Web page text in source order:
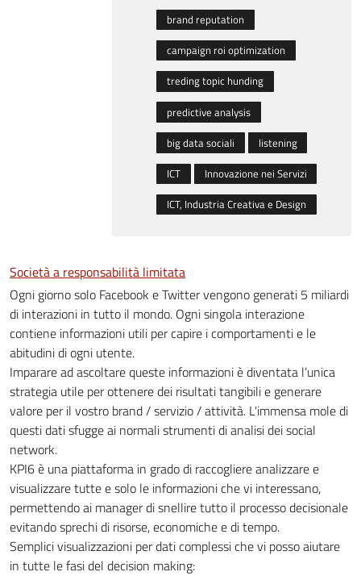
brand reputation
campaign roi optimization
treding topic hunding
predictive analysis
big data sociali
listening
ICT
Innovazione nei Servizi
ICT, Industria Creativa e Design
Società a responsabilità limitata
Ogni giorno solo Facebook e Twitter vengono generati 5 miliardi
di interazioni in tutto il mondo. Ogni singola interazione
contiene informazioni utili per capire i comportamenti e le
abitudini di ogni utente.
Imparare ad ascoltare queste informazioni è diventata l’unica
strategia utile per ottenere dei risultati tangibili e generare
valore per il vostro brand / servizio / attività. L'immensa mole di
questi dati sfugge ai normali strumenti di analisi dei social
network.
KPI6 è una piattaforma in grado di raccogliere analizzare e
visualizzare tutte e solo le informazioni che vi interessano,
permettendo ai manager di snellire tutto il processo decisionale
evitando sprechi di risorse, economiche e di tempo.
Semplici visualizzazioni per dati complessi che vi posso aiutare
in tutte le fasi del decision making: